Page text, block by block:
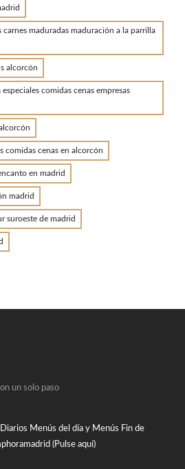
carnes maduradas maduración a la parrilla
alcorcón
comidas cenas empresas
comidas cenas en alcorcón
en madrid
madrid
suroeste de madrid
un solo paso
Menús del día y Menús Fin de
(Pulse aquí)